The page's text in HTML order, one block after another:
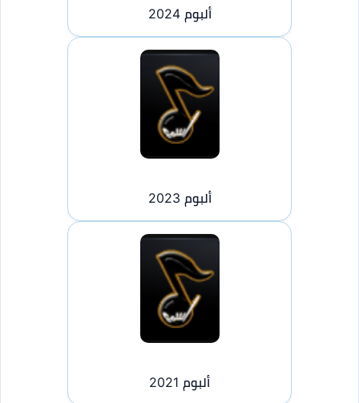
ألبوم 2024
ألبوم 2023
ألبوم 2021